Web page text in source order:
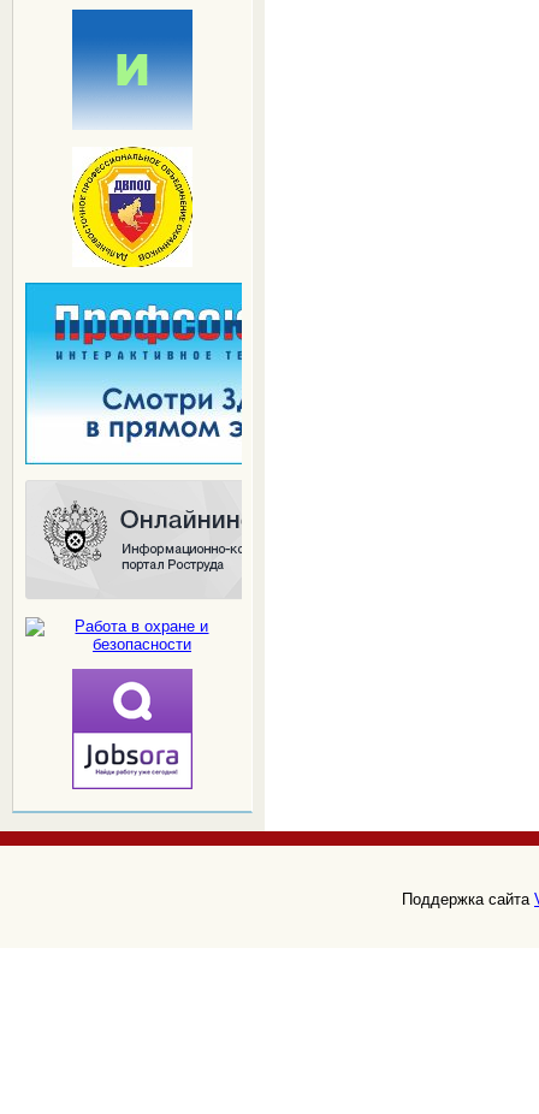
Поддержка сайта